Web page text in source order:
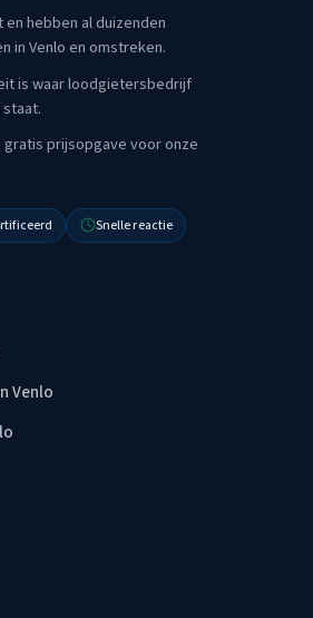
en hebben al duizenden
in Venlo en omstreken.
is waar loodgietersbedrijf
prijsopgave voor onze
Snelle reactie
Venlo